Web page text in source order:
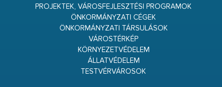
PROJEKTEK, VÁROSFEJLESZTÉSI PROGRAMOK
ÖNKORMÁNYZATI CÉGEK
ÖNKORMÁNYZATI TÁRSULÁSOK
VÁROSTÉRKÉP
KÖRNYEZETVÉDELEM
ÁLLATVÉDELEM
TESTVÉRVÁROSOK